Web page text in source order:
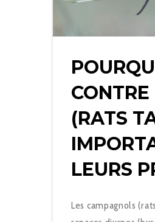
(RATS
LEURS
Les campagnols